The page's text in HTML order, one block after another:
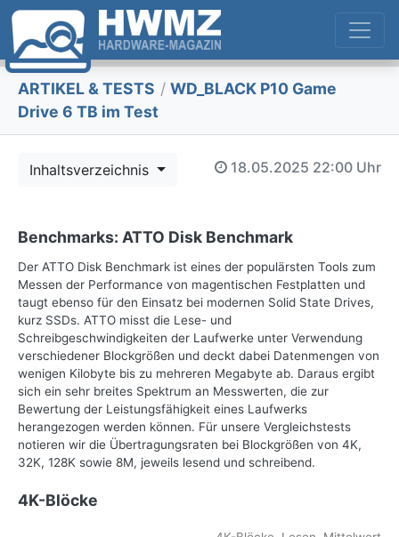
ARTIKEL & TESTS / WD_BLACK P10 Game
Drive 6 TB im Test
Inhaltsverzeichnis 18.05.2025 22:00 Uhr
Benchmarks: ATTO Disk Benchmark
Der ATTO Disk Benchmark ist eines der populärsten Tools zum
Messen der Performance von magentischen Festplatten und
taugt ebenso für den Einsatz bei modernen Solid State Drives,
kurz SSDs. ATTO misst die Lese- und
Schreibgeschwindigkeiten der Laufwerke unter Verwendung
verschiedener Blockgrößen und deckt dabei Datenmengen von
wenigen Kilobyte bis zu mehreren Megabyte ab. Daraus ergibt
sich ein sehr breites Spektrum an Messwerten, die zur
Bewertung der Leistungsfähigkeit eines Laufwerks
herangezogen werden können. Für unsere Vergleichstests
notieren wir die Übertragungsraten bei Blockgrößen von 4K,
32K, 128K sowie 8M, jeweils lesend und schreibend.
4K-Blöcke